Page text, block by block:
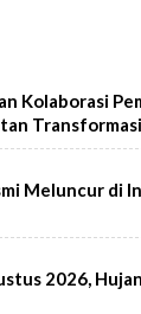
Kolaborasi
Meluncur di
2026,